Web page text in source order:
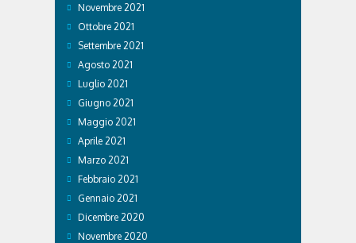
Novembre 2021
Ottobre 2021
Settembre 2021
Agosto 2021
Luglio 2021
Giugno 2021
Maggio 2021
Aprile 2021
Marzo 2021
Febbraio 2021
Gennaio 2021
Dicembre 2020
Novembre 2020